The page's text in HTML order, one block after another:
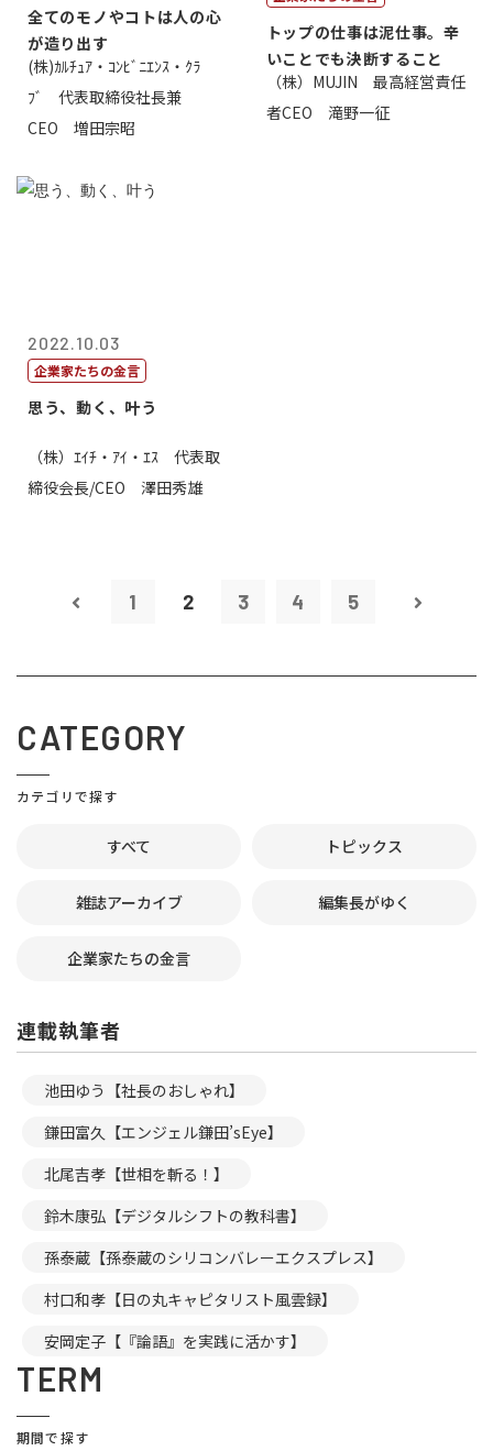
全てのモノやコトは人の心
が造り出す
(株)ｶﾙﾁｭｱ・ｺﾝﾋﾞﾆｴﾝｽ・ｸﾗ
ﾌﾞ 代表取締役社長兼
CEO 増田宗昭
トップの仕事は泥仕事。辛
いことでも決断すること
（株）MUJIN 最高経営責任
者CEO 滝野一征
2022.10.03
企業家たちの金言
思う、動く、叶う
（株）ｴｲﾁ・ｱｲ・ｴｽ 代表取
締役会長/CEO 澤田秀雄
1 2 3 4 5
CATEGORY
カテゴリで探す
すべて トピックス
雑誌アーカイブ 編集長がゆく
企業家たちの金言
連載執筆者
池田ゆう【社長のおしゃれ】
鎌田富久【エンジェル鎌田’sEye】
北尾吉孝【世相を斬る！】
鈴木康弘【デジタルシフトの教科書】
孫泰蔵【孫泰蔵のシリコンバレーエクスプレス】
村口和孝【日の丸キャピタリスト風雲録】
安岡定子【『論語』を実践に活かす】
TERM
期間で探す